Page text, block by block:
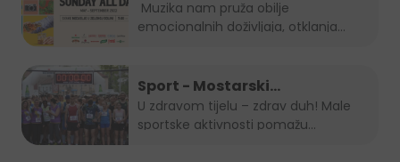
emocionalnih doživljaja, otklanja
Sport - Mostarski
polumaraton, Sara 5K, Zenički
cener i Kiseljak open
U zdravom tijelu – zdrav duh! Male
sportske aktivnosti pomažu...